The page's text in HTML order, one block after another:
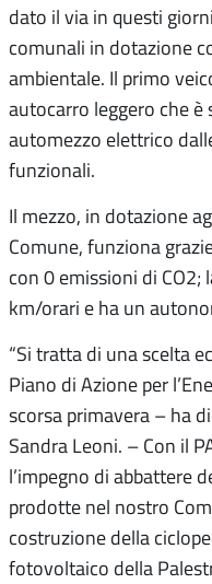
dato il via in questi
comunali in dotazione
ambientale. Il primo
autocarro leggero che
automezzo elettrico
funzionali.
Il mezzo, in dotazione
Comune, funziona
con 0 emissioni di CO2;
km/orari e ha un
“Si tratta di una scelta
Piano di Azione per
scorsa primavera – ha
Sandra Leoni. – Con il
l’impegno di abbattere
prodotte nel nostro
costruzione della
fotovoltaico della